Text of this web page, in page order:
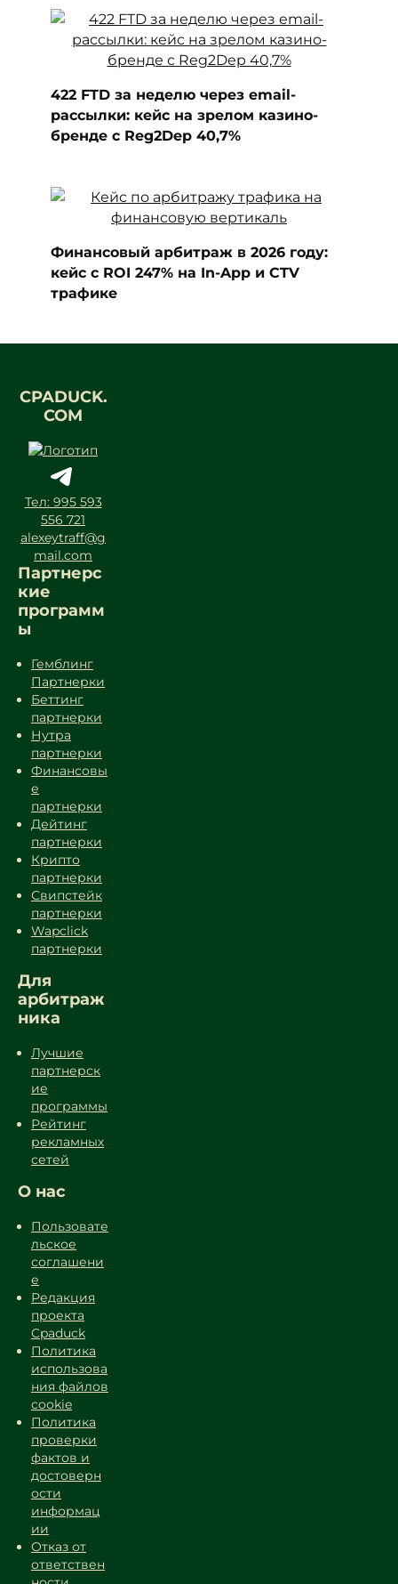
422 FTD за неделю через email-
рассылки: кейс на зрелом казино-
бренде с Reg2Dep 40,7%
Финансовый арбитраж в 2026 году:
кейс с ROI 247% на In-App и CTV
трафике
CPADUCK.
COM
Тел: 995 593
556 721
alexeytraff@g
mail.com
Партнерс
кие
программ
ы
Гемблинг
Партнерки
Беттинг
партнерки
Нутра
партнерки
Финансовы
е
партнерки
Дейтинг
партнерки
Крипто
партнерки
Свипстейк
партнерки
Wapclick
партнерки
Для
арбитраж
ника
Лучшие
партнерск
ие
программы
Рейтинг
рекламных
сетей
О нас
Пользовате
льское
соглашени
е
Редакция
проекта
Cpaduck
Политика
использова
ния файлов
cookie
Политика
проверки
фактов и
достоверн
ости
информац
ии
Отказ от
ответствен